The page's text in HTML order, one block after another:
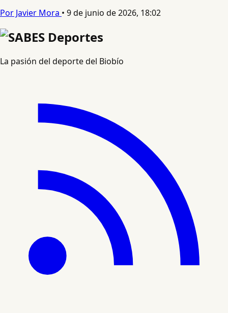
Por Javier Mora • 9 de junio de 2026, 18:02
La pasión del deporte del Biobío